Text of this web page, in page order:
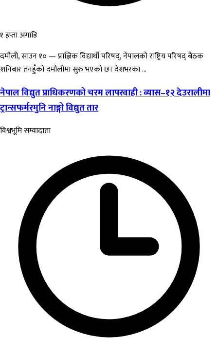
१ हप्ता अगाडि
दमौली, साउन १० — प्राज्ञिक विद्यार्थी परिषद्, नेपालको राष्ट्रिय परिषद् बैठक
शनिबार तनहुँको दमौलीमा सुरु भएको छ। देशभरका ...
नेपाल विद्युत प्राधिकरणको चरम लापरवाही : व्यास–१२ देउरालीमा
ट्रान्सफर्मरमुनि नाङ्गो विद्युत तार
विश्वभूमि सम्वादाता